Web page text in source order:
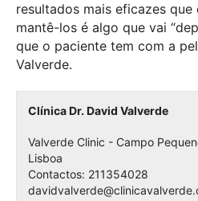
resultados mais eficazes
mantê-los é algo que vai
que o paciente tem com a
Valverde.
Clínica Dr. David Valverde
Valverde Clinic - Campo
Lisboa
Contactos: 211354028